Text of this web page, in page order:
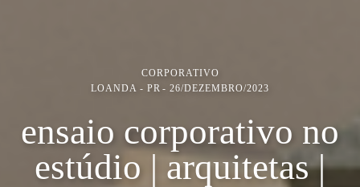
CORPORATIVO
LOANDA - PR
26/DEZEMBRO/2023
ensaio corporativo no
estúdio | arquitetas |